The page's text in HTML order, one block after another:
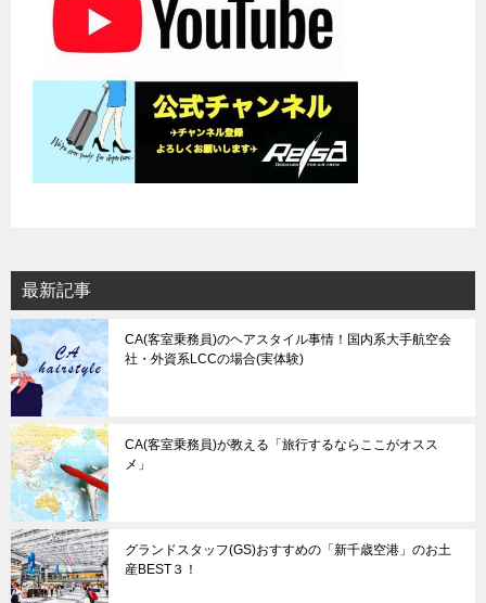
最新記事
CA(客室乗務員)のヘアスタイル事情！国内系大手航空会
社・外資系LCCの場合(実体験)
CA(客室乗務員)が教える「旅行するならここがオスス
メ」
グランドスタッフ(GS)おすすめの「新千歳空港」のお土
産BEST３！